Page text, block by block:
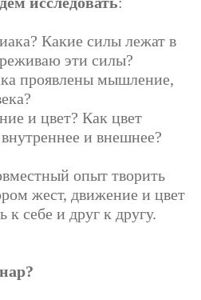
Какие силы лежат в
эти силы?
проявлены мышление,
и цвет? Как цвет
и внешнее?
опыт творить
жест, движение и цвет
себе и друг к другу.